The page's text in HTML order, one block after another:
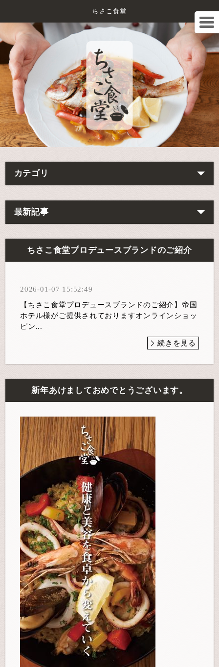
ちさこ食堂
カテゴリ
最新記事
ちさこ食堂プロデュースブランドのご紹介
2026-01-07 15:52:49
【ちさこ食堂プロデュースブランドのご紹介】帝国
ホテル様がご提供されておりますオンラインショッ
ピン...
続きを見る
新年あけましておめでとうございます。